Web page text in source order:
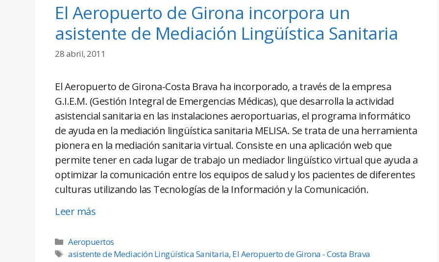
El Aeropuerto de Girona incorpora un
asistente de Mediación Lingüística Sanitaria
28 abril, 2011
El Aeropuerto de Girona-Costa Brava ha incorporado, a través de la empresa
G.I.E.M. (Gestión Integral de Emergencias Médicas), que desarrolla la actividad
asistencial sanitaria en las instalaciones aeroportuarias, el programa informático
de ayuda en la mediación lingüística sanitaria MELISA. Se trata de una herramienta
pionera en la mediación sanitaria virtual. Consiste en una aplicación web que
permite tener en cada lugar de trabajo un mediador lingüístico virtual que ayuda a
optimizar la comunicación entre los equipos de salud y los pacientes de diferentes
culturas utilizando las Tecnologías de la Información y la Comunicación.
Leer más
Aeropuertos
asistente de Mediación Lingüística Sanitaria, El Aeropuerto de Girona - Costa Brava